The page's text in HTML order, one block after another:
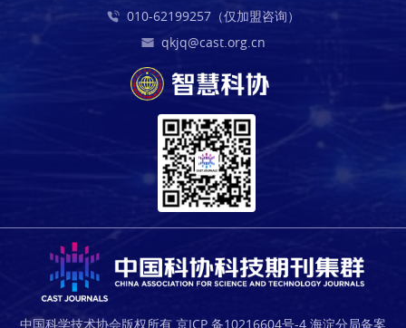
010-62199257（仅加盟咨询）
qkjq@cast.org.cn
中国科学技术协会版权所有 京ICP 备10216604号-4 海淀分局备案